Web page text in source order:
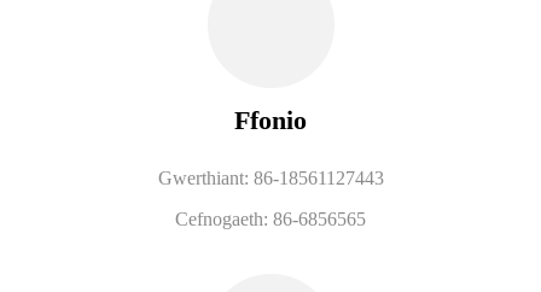
Ffonio
Gwerthiant: 86-18561127443
Cefnogaeth: 86-6856565